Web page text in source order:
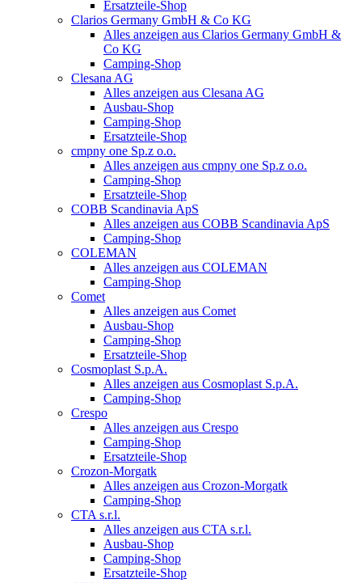
Ersatzteile-Shop
Clarios Germany GmbH & Co KG
Alles anzeigen aus Clarios Germany GmbH &
Co KG
Camping-Shop
Clesana AG
Alles anzeigen aus Clesana AG
Ausbau-Shop
Camping-Shop
Ersatzteile-Shop
cmpny one Sp.z o.o.
Alles anzeigen aus cmpny one Sp.z o.o.
Camping-Shop
Ersatzteile-Shop
COBB Scandinavia ApS
Alles anzeigen aus COBB Scandinavia ApS
Camping-Shop
COLEMAN
Alles anzeigen aus COLEMAN
Camping-Shop
Comet
Alles anzeigen aus Comet
Ausbau-Shop
Camping-Shop
Ersatzteile-Shop
Cosmoplast S.p.A.
Alles anzeigen aus Cosmoplast S.p.A.
Camping-Shop
Crespo
Alles anzeigen aus Crespo
Camping-Shop
Ersatzteile-Shop
Crozon-Morgatk
Alles anzeigen aus Crozon-Morgatk
Camping-Shop
CTA s.r.l.
Alles anzeigen aus CTA s.r.l.
Ausbau-Shop
Camping-Shop
Ersatzteile-Shop